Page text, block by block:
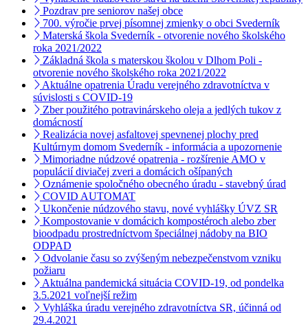
Pozdrav pre seniorov našej obce
700. výročie prvej písomnej zmienky o obci Svederník
Materská škola Svederník - otvorenie nového školského
roka 2021/2022
Základná škola s materskou školou v Dlhom Poli -
otvorenie nového školského roka 2021/2022
Aktuálne opatrenia Úradu verejného zdravotníctva v
súvislosti s COVID-19
Zber použitého potravinárskeho oleja a jedlých tukov z
domácností
Realizácia novej asfaltovej spevnenej plochy pred
Kultúrnym domom Svederník - informácia a upozornenie
Mimoriadne núdzové opatrenia - rozšírenie AMO v
populácií diviačej zveri a domácich ošípaných
Oznámenie spoločného obecného úradu - stavebný úrad
COVID AUTOMAT
Ukončenie núdzového stavu, nové vyhlášky ÚVZ SR
Kompostovanie v domácich kompostéroch alebo zber
bioodpadu prostredníctvom špeciálnej nádoby na BIO
ODPAD
Odvolanie času so zvýšeným nebezpečenstvom vzniku
požiaru
Aktuálna pandemická situácia COVID-19, od pondelka
3.5.2021 voľnejší režim
Vyhláška úradu verejného zdravotníctva SR, účinná od
29.4.2021